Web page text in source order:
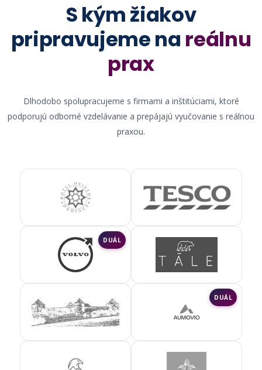
S kým žiakov
pripravujeme na reálnu
prax
Dlhodobo spolupracujeme s firmami a inštitúciami, ktoré
podporujú odborné vzdelávanie a prepájajú vyučovanie s reálnou
praxou.
DUÁL
DUÁL